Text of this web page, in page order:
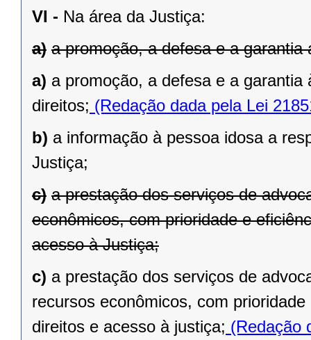
VI - Na área da Justiça:
a) a promoção, a defesa e a
a) a promoção, a defesa e a
direitos; (Redação dada pela Lei
b) a informação à pessoa idosa a
Justiça;
c) a prestação dos serviços de
econômicos, com prioridade e
acesso à Justiça;
c) a prestação dos serviços de
recursos econômicos, com
direitos e acesso à justiça; (Redação